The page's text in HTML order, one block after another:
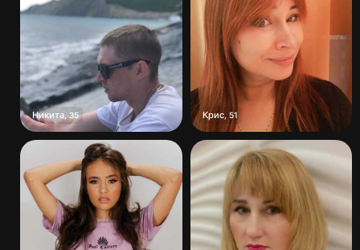
Никита ,35 Крис, 51